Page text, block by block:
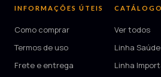
INFORMAÇÕES ÚTEIS
Como comprar
Termos de uso
Frete e entrega
Ver todos
Linha Saúde
Linha